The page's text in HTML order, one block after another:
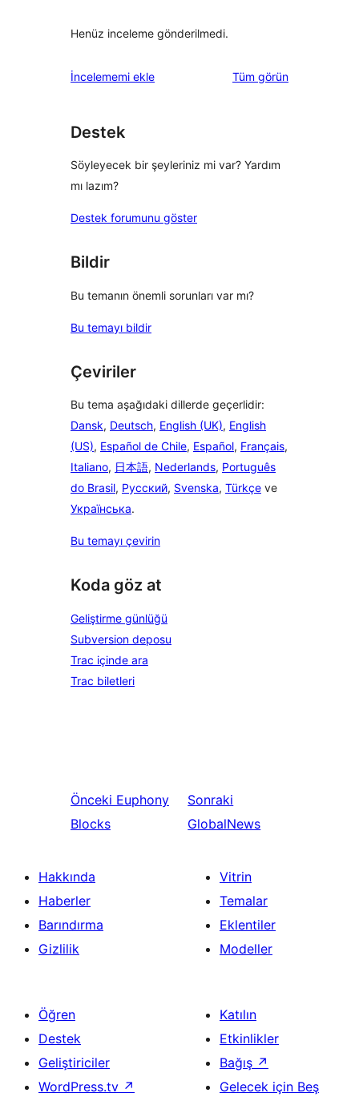
Henüz inceleme gönderilmedi.
İncelememi ekle Tüm değerlendirmeleri
görün
Destek
Söyleyecek bir şeyleriniz mi var? Yardım
mı lazım?
Destek forumunu göster
Bildir
Bu temanın önemli sorunları var mı?
Bu temayı bildir
Çeviriler
Bu tema aşağıdaki dillerde geçerlidir:
Dansk, Deutsch, English (UK), English
(US), Español de Chile, Español, Français,
Italiano, 日本語, Nederlands, Português
do Brasil, Русский, Svenska, Türkçe ve
Українська.
Bu temayı çevirin
Koda göz at
Geliştirme günlüğü
Subversion deposu
Trac içinde ara
Trac biletleri
Önceki Euphony
Blocks
Sonraki
GlobalNews
Hakkında
Haberler
Barındırma
Gizlilik
Vitrin
Temalar
Eklentiler
Modeller
Öğren
Destek
Geliştiriciler
WordPress.tv ↗
Katılın
Etkinlikler
Bağış ↗
Gelecek için Beş